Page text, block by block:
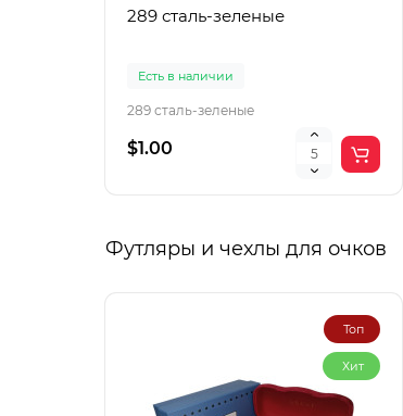
289 сталь-зеленые
Есть в наличии
289 сталь-зеленые
$1.00
Футляры и чехлы для очков
Топ
Хит